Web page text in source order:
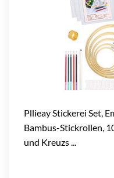
Pllieay Stickerei Set,
Bambus-Stickrollen,
und Kreuzs ...